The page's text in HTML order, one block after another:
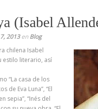
(Isabel
2013enBlog
chilena Isabel
estilo literario, así
“La casa de los
de Eva Luna”, “El
sepia”, “Inés del